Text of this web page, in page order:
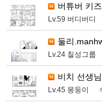
버튜버 키
Lv.59 버디버디
둘리
Lv.24 칠성그룹
비치 선생
Lv.45 몽둥이